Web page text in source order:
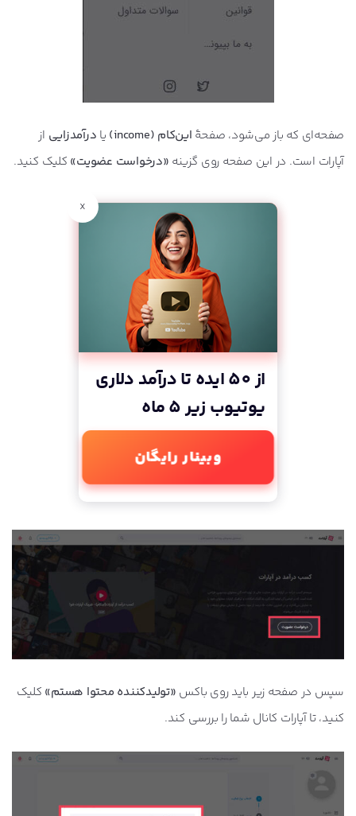
صفحه‌ای که باز می‌شود، صفحۀ این‌کام (income) یا درآمدزایی از
آپارات است. در این صفحه روی گزینه «درخواست عضویت» کلیک کنید.
x
از 50 ایده تا درآمد دلاری
یوتیوب زیر 5 ماه
وبینار رایگان
سپس در صفحه زیر باید روی باکس «تولیدکننده محتوا هستم» کلیک
‌کنید، تا آپارات کانال شما را بررسی کند.